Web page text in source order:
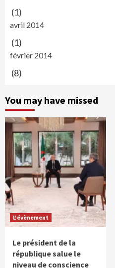
(1)
avril 2014
(1)
février 2014
(8)
You may have missed
L'évènement
Le président de la
république salue le
niveau de conscience